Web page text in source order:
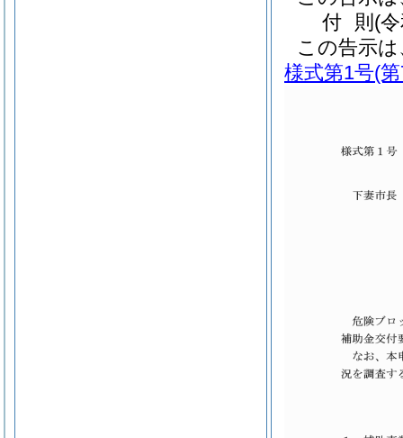
付 則 (
この告示
様式第1号(